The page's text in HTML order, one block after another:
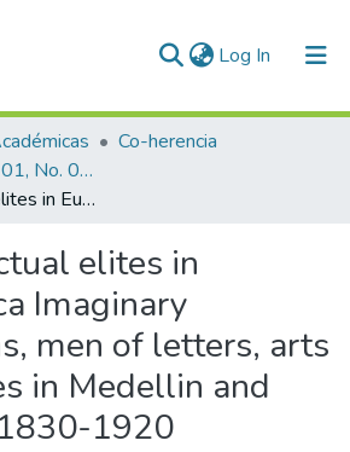
Log In (current)
Co-herencia
Co-herencia, Vol. 01, No. 01 (2004)
The intellectual elites in EuroAmerica Imaginary Identitarians, men of letters, arts and sciences in Medellin and Antioquia, 1830-1920
elites in
Imaginary
men of letters, arts
in Medellin and
1920